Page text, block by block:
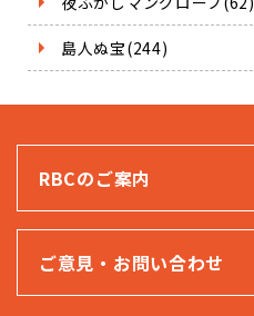
島人ぬ宝(244)
RBCのご案内
ご意見・お問い合わせ